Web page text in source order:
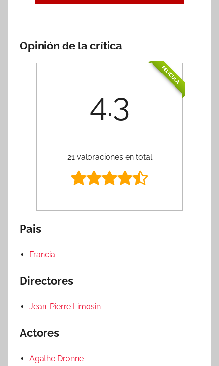
Opinión de la crítica
PELÍCULA
4.3
21 valoraciones en total
Pais
Francia
Directores
Jean-Pierre Limosin
Actores
Agathe Dronne